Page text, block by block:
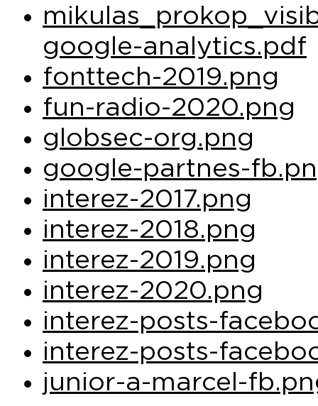
google-analytics.pdf
fonttech-2019.png
fun-radio-2020.png
globsec-org.png
google-partnes-
interez-2017.png
interez-2018.png
interez-2019.png
interez-2020.png
interez-posts-
interez-posts-
junior-a-marcel-